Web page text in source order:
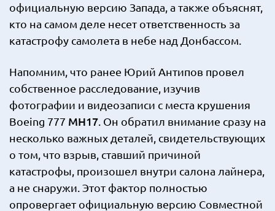
официальную версию Запада, а также объяснят,
кто на самом деле несет ответственность за
катастрофу самолета в небе над Донбассом.
Напомним, что ранее Юрий Антипов провел
собственное расследование, изучив
фотографии и видеозаписи с места крушения
Boeing 777 MH17 . Он обратил внимание сразу на
несколько важных деталей, свидетельствующих
о том, что взрыв, ставший причиной
катастрофы, произошел внутри салона лайнера,
а не снаружи. Этот фактор полностью
опровергает официальную версию Совместной